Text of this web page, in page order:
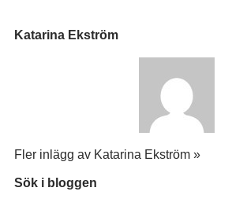
Katarina Ekström
Fler inlägg av Katarina Ekström »
Sök i bloggen